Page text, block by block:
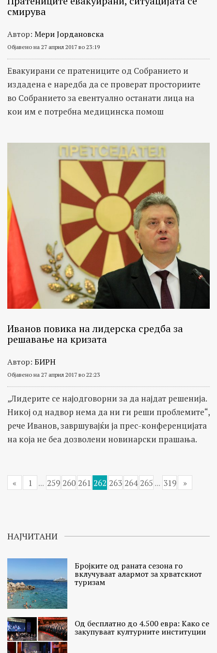
смирува
Автор: Мери Јордановска
Објавено на 27 април 2017 во 23:19
Евакуирани се пратениците од Собранието и
издадена е наредба да се проверат просториите
во Собранието за евентуално останати лица на
кои им е потребна медицинска помош
Иванов повика на лидерска средба за
решавање на кризата
Автор: БИРН
Објавено на 27 април 2017 во 22:23
„Лидерите се најодговорни за да најдат решенија.
Никој од надвор нема да ни ги реши проблемите“,
рече Иванов, завршувајќи ја прес-конференцијата
на која не беа дозволени новинарски прашања.
« 1 ... 259 260 261 262 263 264 265 ... 319 »
НАЈЧИТАНИ
Бројките од раната сезона го
вклучуваат алармот за хрватскиот
туризам
Од бесплатно до 4.500 евра: Како се
закупуваат културните институции